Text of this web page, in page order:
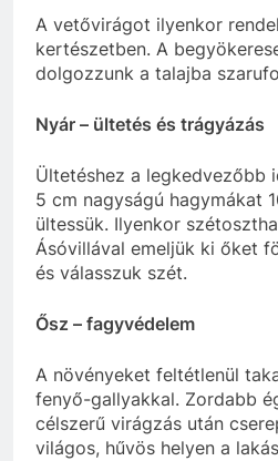
A vetővirágot ilyenkor
kertészetben. A
dolgozzunk a talajba
Nyár – ültetés és trágyázás
Ültetéshez a legkedvezőbb
5 cm nagyságú hagymákat
ültessük. Ilyenkor
Ásóvillával emeljük ki őket
és válasszuk szét.
Ősz – fagyvédelem
A növényeket feltétlenül
fenyő-gallyakkal. Zordabb
célszerű virágzás után
világos, hűvös helyen a